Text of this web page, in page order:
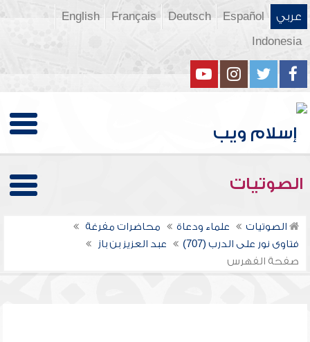
عربي Español
Deutsch
Français
English
Indonesia
الصوتيات
الصوتيات علماء ودعاة
محاضرات مفرغة
فتاوى نور على الدرب (707)
عبد العزيز بن باز
صفحة الفهرس